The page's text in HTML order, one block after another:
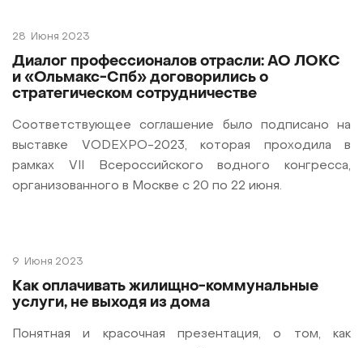
28 Июня 2023
Диалог профессионалов отрасли: АО ЛОКС
и «Ольмакс-Спб» договорились о
стратегическом сотрудничестве
Соответствующее соглашение было подписано на
выставке VODEXPO-2023, которая проходила в
рамках VII Всероссийского водного конгресса,
организованного в Москве с 20 по 22 июня.
9 Июня 2023
Как оплачивать жилищно-коммунальные
услуги, не выходя из дома
Понятная и красочная презентация, о том, как